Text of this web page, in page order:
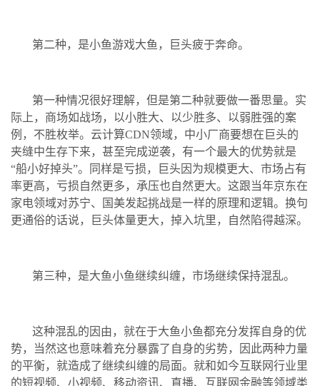
第二种，是小鱼游戏大鱼，巨头疲于奔命。
第一种情况很好理解，但是第二种就要做一番思量。实
际上，商场如战场，以小胜大、以少胜多、以弱胜强的案
例，不胜枚举。云计算CDN领域，中小厂商要想在巨头的
夹缝中生存下来，甚至完成逆袭，有一个最大的优势就是
“船小好掉头”。同样是亏损，巨头因为规模更大、市场占有
率更高，亏损自然更多，承压也自然更大。这跟当年京东在
家电领域对苏宁、国美发起挑战是一样的原理和逻辑。换句
更通俗的话说，巨头体量更大，掉入坑里，自然陷得越深。
第三种，是大鱼小鱼继续纠缠，市场继续保持混乱。
这种混乱的因由，就在于大鱼小鱼都充分发挥自身的优
势，当然这也意味着充分暴露了自身的劣势，因此两种力量
的平衡，就造成了继续纠缠的局面。就和如今互联网行业里
的短视频、小视频、移动资讯、直播、互联网金融等领域类